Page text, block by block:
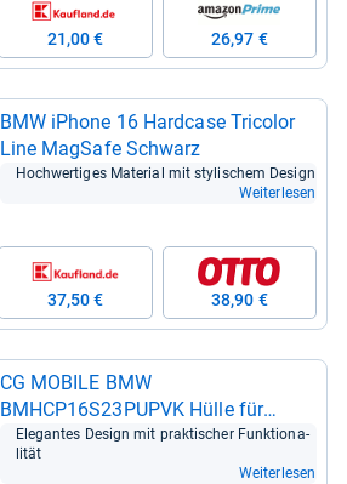
21,00 € 26,97 €
BMW iPhone 16 Hard­case Tri­co­lor
Line Mag­Safe Schwarz
Hoch­wer­ti­ges Mate­rial mit sty­li­schem Design
Weiterlesen
37,50 € 38,90 €
CG MOBILE BMW
BMHCP16S23PUPVK Hülle für
iPhone 16 6.1" Schwarz
Ele­gan­tes Design mit prak­ti­scher Funk­tio­na­
li­tät
Weiterlesen